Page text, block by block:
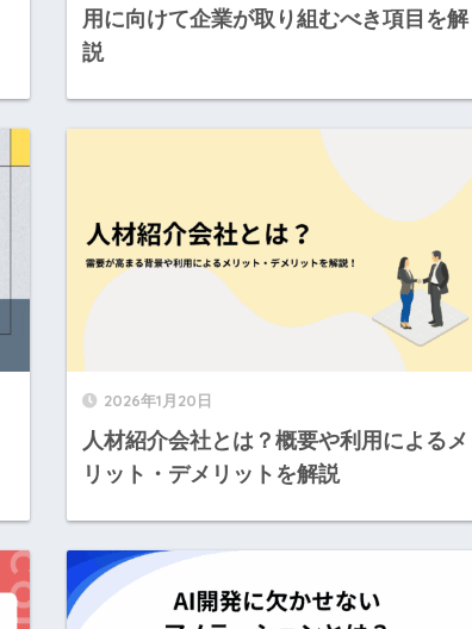
用に向けて企業が取り組むべき項目を解
説
2026年1月20日
人材紹介会社とは？概要や利用によるメ
リット・デメリットを解説